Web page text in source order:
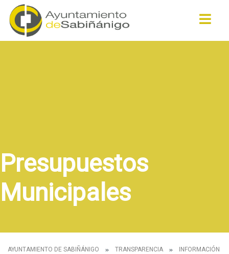
Presupuestos
Municipales
AYUNTAMIENTO DE SABIÑÁNIGO TRANSPARENCIA INFORMACIÓN